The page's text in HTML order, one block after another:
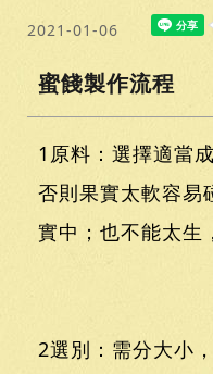
2021-01-06
蜜餞製作流程
1原料：選擇適當
否則果實太軟容易
實中；也不能太生
2選別：需分大小